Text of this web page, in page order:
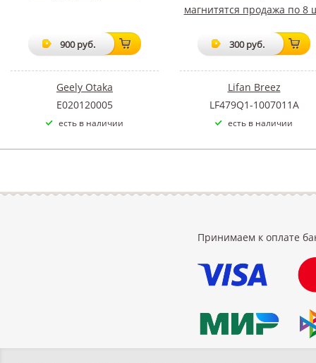
900 руб.
Geely Otaka
E020120005
есть в наличии
магнитятся продажа по 8
300 руб.
Lifan Breez
LF479Q1-1007011A
есть в наличии
Принимаем к оплате